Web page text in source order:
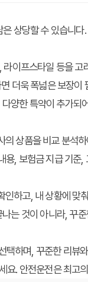
상당할 수 있습니다
이프스타일 등을 고
더욱 폭넓은 보장이
양한 특약이 추가되
상품을 비교 분석
용, 보험금 지급 기준,
하고, 내 상황에 맞
는 것이 아니라, 꾸
하며, 꾸준한 리뷰
요. 안전운전은 최고